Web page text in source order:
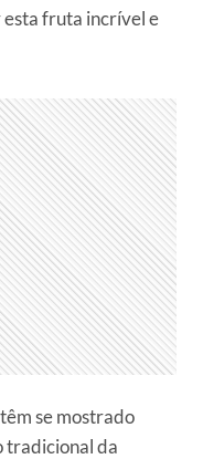
esta fruta incrível e
se mostrado
tradicional da